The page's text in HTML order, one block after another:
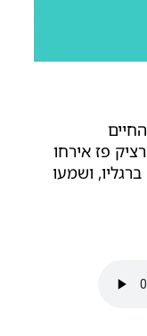
אירחו
ושמעו